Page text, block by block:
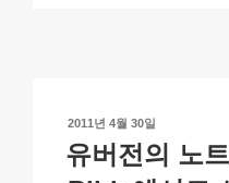
n
k
o
작
성
일
2011년 4월 30일
유버전의 노